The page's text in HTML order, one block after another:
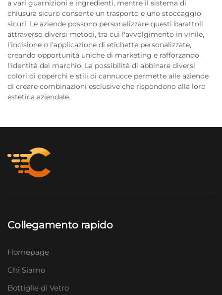
a vari guarnizioni e ingredienti, mentre il sistema di
chiusura sicuro consente un trasporto e uno stoccaggio
sicuri. Le aziende possono personalizzare questi barattoli
attraverso diversi metodi, tra cui l'avvolgimento in vinile,
l'incisione o l'applicazione di etichette personalizzate,
creando opportunità uniche di marketing e rafforzando
l'identità del marchio. La possibilità di abbinare diversi
colori di coperchi e stili di cannucce permette alle aziende
di creare combinazioni esclusive che rispondono alla loro
estetica aziendale.
Collegamento rapido
Homepage
Chi Siamo
Bottiglie di Vetro